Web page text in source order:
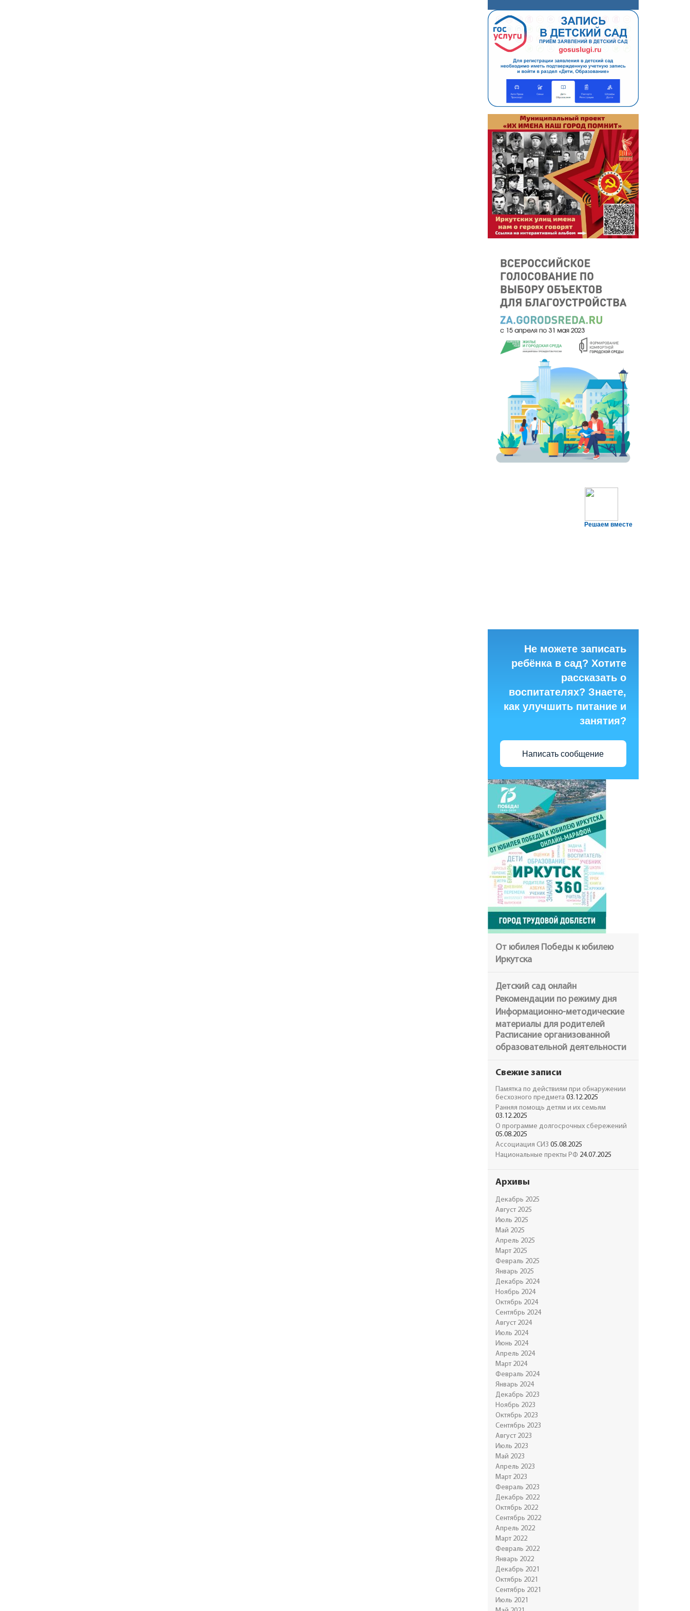
Решаем вместе
Не можете записать
ребёнка в сад? Хотите
рассказать о
воспитателях? Знаете,
как улучшить питание и
занятия?
Написать сообщение
От юбилея Победы к юбилею
Иркутска
Детский сад онлайн
Рекомендации по режиму дня
Информационно-методические
материалы для родителей
Расписание организованной
образовательной деятельности
Свежие записи
Памятка по действиям при обнаружении
бесхозного предмета 03.12.2025
Ранняя помощь детям и их семьям
03.12.2025
О программе долгосрочных сбережений
05.08.2025
Ассоциация СИЗ 05.08.2025
Национальные пректы РФ 24.07.2025
Архивы
Декабрь 2025
Август 2025
Июль 2025
Май 2025
Апрель 2025
Март 2025
Февраль 2025
Январь 2025
Декабрь 2024
Ноябрь 2024
Октябрь 2024
Сентябрь 2024
Август 2024
Июль 2024
Июнь 2024
Апрель 2024
Март 2024
Февраль 2024
Январь 2024
Декабрь 2023
Ноябрь 2023
Октябрь 2023
Сентябрь 2023
Август 2023
Июль 2023
Май 2023
Апрель 2023
Март 2023
Февраль 2023
Декабрь 2022
Октябрь 2022
Сентябрь 2022
Апрель 2022
Март 2022
Февраль 2022
Январь 2022
Декабрь 2021
Октябрь 2021
Сентябрь 2021
Июль 2021